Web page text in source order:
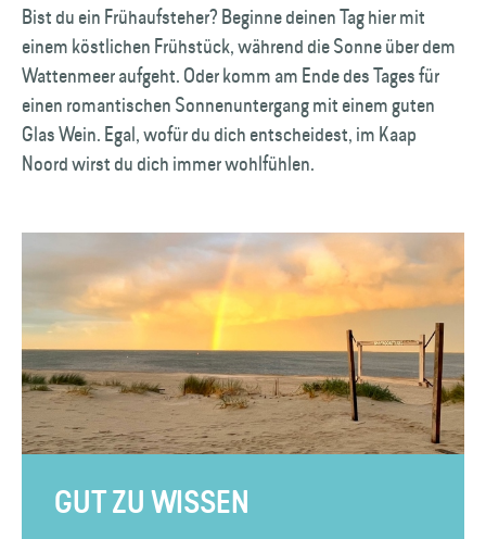
Bist du ein Frühaufsteher? Beginne deinen Tag hier mit
einem köstlichen Frühstück, während die Sonne über dem
Wattenmeer aufgeht. Oder komm am Ende des Tages für
einen romantischen Sonnenuntergang mit einem guten
Glas Wein. Egal, wofür du dich entscheidest, im Kaap
Noord wirst du dich immer wohlfühlen.
GUT ZU WISSEN